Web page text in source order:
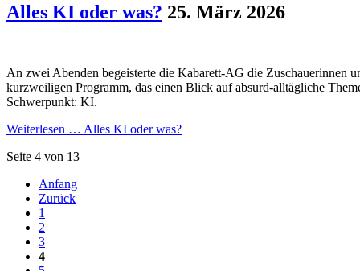
Alles KI oder was? 25. März 2026
An zwei Abenden begeisterte die Kabarett-AG die Zuschauerinnen
kurzweiligen Programm, das einen Blick auf absurd-alltägliche
Schwerpunkt: KI.
Weiterlesen … Alles KI oder was?
Seite 4 von 13
Anfang
Zurück
1
2
3
4